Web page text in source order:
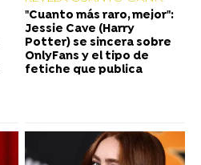
"Cuanto más raro, mejor":
Jessie Cave (Harry
Potter) se sincera sobre
OnlyFans y el tipo de
fetiche que publica